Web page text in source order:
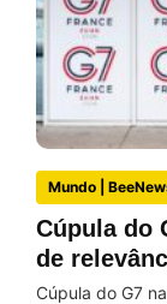
Mundo |
Cúpula do
de
Cúpula do G7